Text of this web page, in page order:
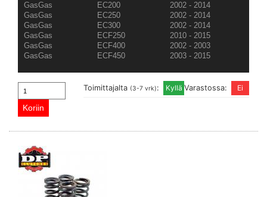
GasGas
EC200
2002 - 2014
GasGas
EC250
2002 - 2014
GasGas
EC300
2002 - 2014
GasGas
ECF250
2010 - 2015
GasGas
ECF400
2002 - 2003
GasGas
ECF450 2003 - 2015
Varastossa:
Toimittajalta (3-7 vrk):